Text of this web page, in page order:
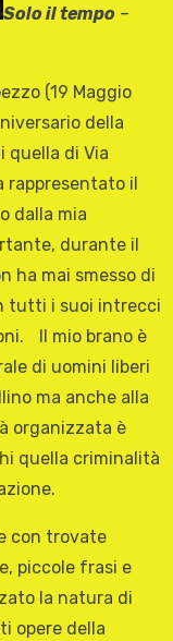
Solo il tempo –
(19 Maggio
della
quella di Via
rappresentato il
dalla mia
durante il
ha mai smesso di
tutti i suoi intrecci
Il mio brano è
di uomini liberi
ma anche alla
organizzata è
quella criminalità
con trovate
piccole frasi e
la natura di
opere della